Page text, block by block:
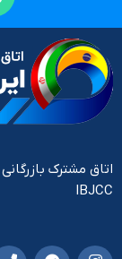
اتاق مشترک
IBJCC